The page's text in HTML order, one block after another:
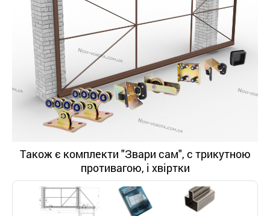
Також є комплекти "Звари сам", с трикутною
противагою, і хвіртки